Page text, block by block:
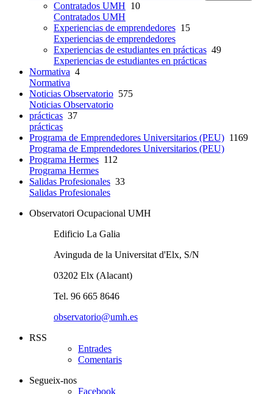
Contratados UMH 10
Contratados UMH
Experiencias de emprendedores 15
Experiencias de emprendedores
Experiencias de estudiantes en prácticas 49
Experiencias de estudiantes en prácticas
Normativa 4
Normativa
Noticias Observatorio 575
Noticias Observatorio
prácticas 37
prácticas
Programa de Emprendedores Universitarios (PEU) 1169
Programa de Emprendedores Universitarios (PEU)
Programa Hermes 112
Programa Hermes
Salidas Profesionales 33
Salidas Profesionales
Observatori Ocupacional UMH
Edificio La Galia
Avinguda de la Universitat d'Elx, S/N
03202 Elx (Alacant)
Tel. 96 665 8646
observatorio@umh.es
RSS
Entrades
Comentaris
Segueix-nos
Facebook